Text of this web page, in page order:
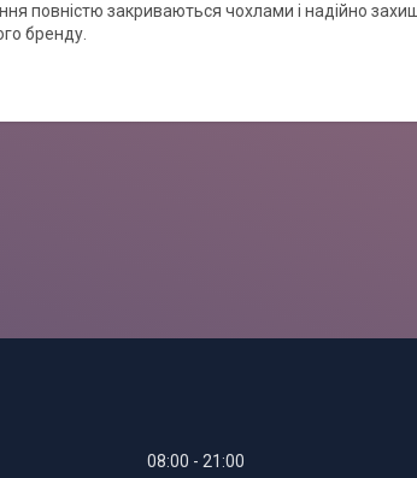
повністю закриваються чохлами і надійно
бренду.
08:00
21:00